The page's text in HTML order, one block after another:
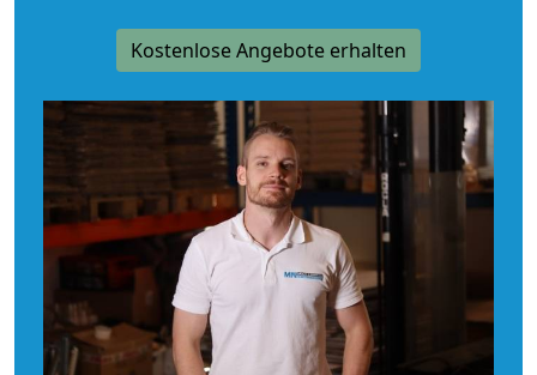
Kostenlose Angebote erhalten